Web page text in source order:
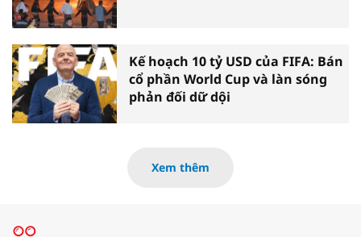
Kế hoạch 10 tỷ USD của FIFA: Bán
cổ phần World Cup và làn sóng
phản đối dữ dội
Xem thêm